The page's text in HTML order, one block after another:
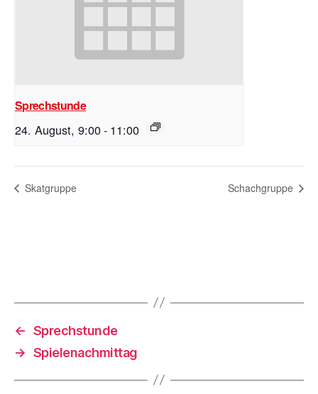
Sprechstunde
24. August, 9:00- 11:00
Skatgruppe Schachgruppe
← Sprechstunde
→ Spielenachmittag